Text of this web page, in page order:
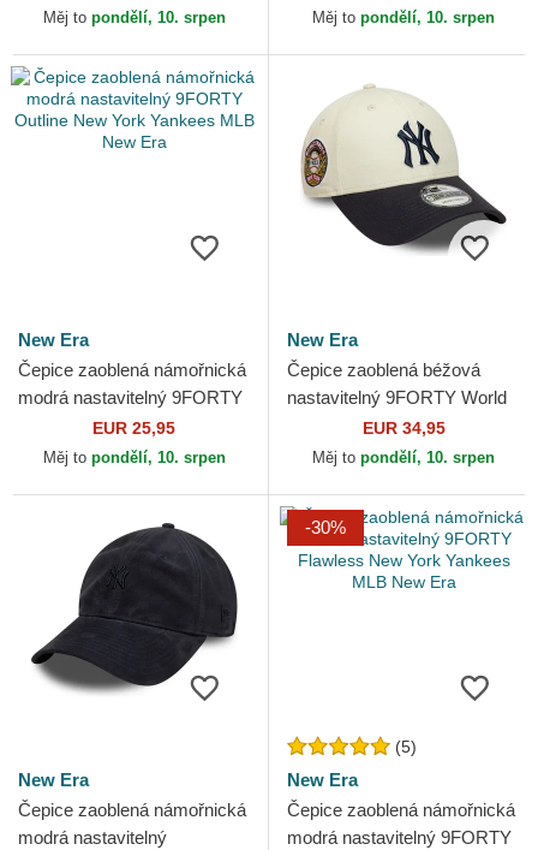
Dodgers MLB New Era
Měj to pondělí, 10. srpen
Yankees MLB New Era
Měj to pondělí, 10. srpen
New Era
Čepice zaoblená námořnická
modrá nastavitelný 9FORTY
Outline New York Yankees
MLB New Era
EUR 25,95
Měj to pondělí, 10. srpen
New Era
Čepice zaoblená béžová
nastavitelný 9FORTY World
Series New York Yankees
MLB New Era
EUR 34,95
Měj to pondělí, 10. srpen
New Era
Čepice zaoblená námořnická
modrá nastavitelný
-30%
(5)
New Era
Čepice zaoblená námořnická
modrá nastavitelný 9FORTY